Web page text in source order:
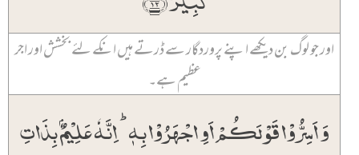
اور جو لوگ بن دیکھے اپنے پروردگار سے ڈرتے ہیں انکے لئے بخشش اور اجر
عظیم ہے۔
وَ اَسِرُّوۡا قَوۡلَکُمۡ اَوِ اجۡہَرُوۡا بِہٖ ؕ اِنَّہٗ عَلِیۡمٌۢ بِذَاتِ